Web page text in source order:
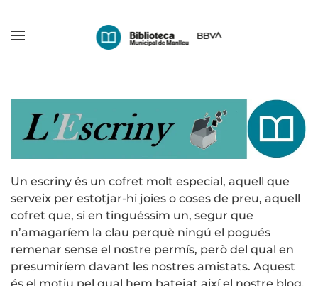
Un escriny és un cofret molt especial, aquell que
serveix per estotjar-hi joies o coses de preu, aquell
cofret que, si en tinguéssim un, segur que
n’amagaríem la clau perquè ningú el pogués
remenar sense el nostre permís, però del qual en
presumiríem davant les nostres amistats. Aquest